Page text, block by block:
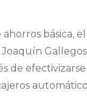
básica,
de